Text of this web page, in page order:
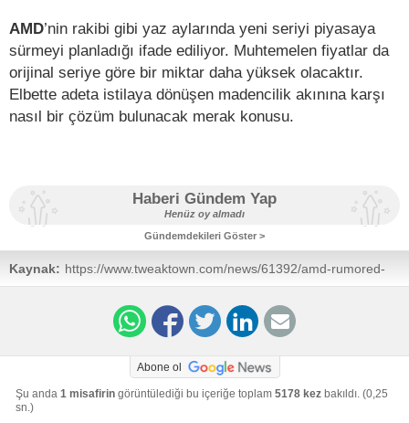
AMD’nin rakibi gibi yaz aylarında yeni seriyi piyasaya
sürmeyi planladığı ifade ediliyor. Muhtemelen fiyatlar da
orijinal seriye göre bir miktar daha yüksek olacaktır.
Elbette adeta istilaya dönüşen madencilik akınına karşı
nasıl bir çözüm bulunacak merak konusu.
Haberi Gündem Yap
Henüz oy almadı
Gündemdekileri Göster >
Kaynak: https://www.tweaktown.com/news/61392/amd-rumored-
release-radeon-rx-500x-series-q3-2018/index.html
Abone ol
Şu anda 1 misafirin görüntülediği bu içeriğe toplam 5178 kez bakıldı. (0,25
sn.)